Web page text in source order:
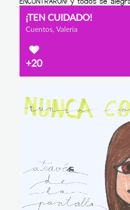
¡TEN CUIDADO!
Cuentos, Valeria
+20